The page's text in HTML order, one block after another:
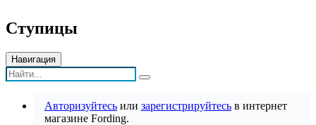
Ступицы
Навигация
Авторизуйтесь или зарегистрируйтесь в интернет
магазине Fording.